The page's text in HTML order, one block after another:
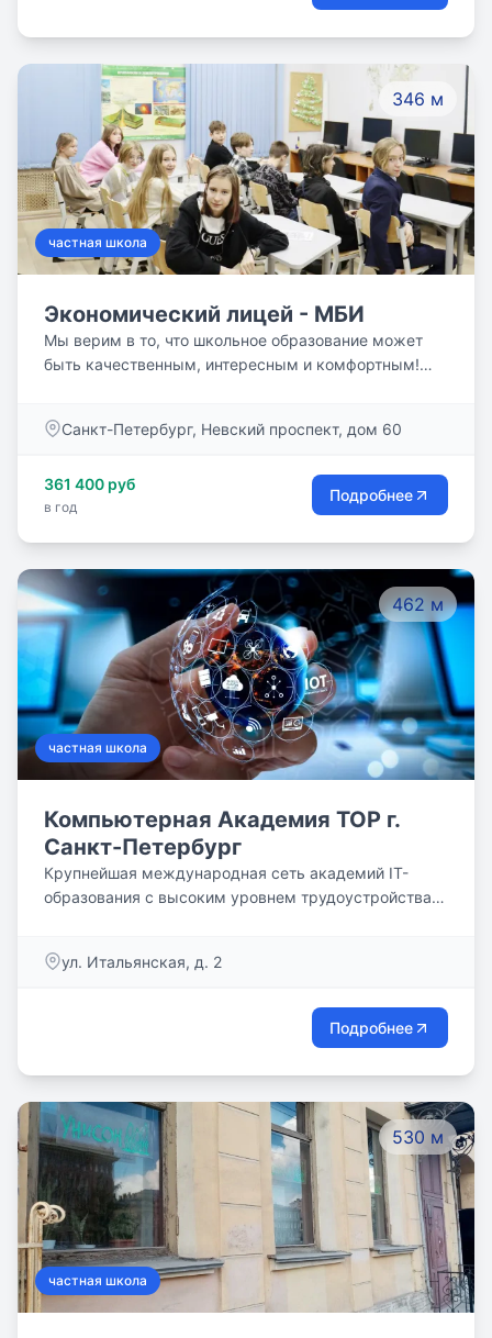
346 м
частная школа
Экономический лицей - МБИ
Мы верим в то, что школьное образование может
быть качественным, интересным и комфортным!
образовательную деятельность.
Санкт-Петербург, Невский проспект, дом 60
361 400 руб
в год
Подробнее
462 м
частная школа
Компьютерная Академия TOP г.
Санкт-Петербург
Крупнейшая международная сеть академий IT-
образования с высоким уровнем трудоустройства
ул. Итальянская, д. 2
Подробнее
530 м
частная школа